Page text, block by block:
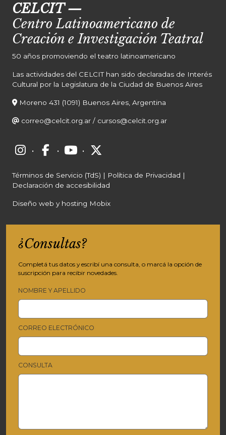
CELCIT—
Centro Latinoamericano de
Creación e Investigación Teatral
50 años promoviendo el teatro latinoamericano
Las actividades del CELCIT han sido declaradas de Interés
Cultural por la Legislatura de la Ciudad de Buenos Aires
Moreno 431 (1091) Buenos Aires, Argentina
correo@celcit.org.ar / cursos@celcit.org.ar
· · ·
Términos de Servicio (TdS) | Política de Privacidad |
Declaración de accesibilidad
Diseño web y hosting Mobix
¿Consultas?
Completá tus datos y escribí una consulta, o marcá la opción de
suscripción para recibir novedades.
NOMBRE Y APELLIDO
CORREO ELECTRÓNICO
CONSULTA